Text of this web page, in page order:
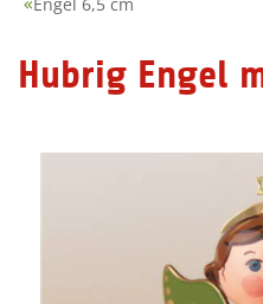
Hubrig Engel